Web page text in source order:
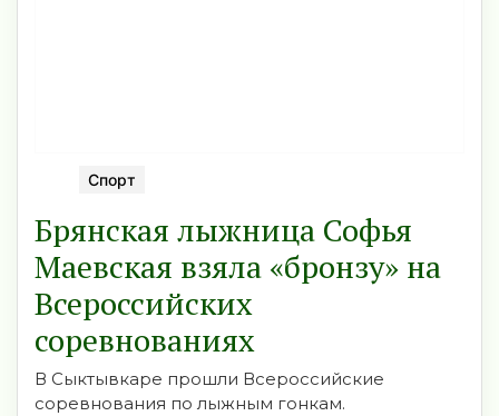
Спорт
Брянская лыжница Софья
Маевская взяла «бронзу» на
Всероссийских
соревнованиях
В Сыктывкаре прошли Всероссийские
соревнования по лыжным гонкам.